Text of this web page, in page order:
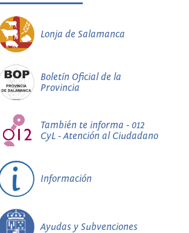
Lonja de Salamanca
Boletín Oficial de la
Provincia
También te informa - 012
CyL - Atención al Ciudadano
Información
Ayudas y Subvenciones